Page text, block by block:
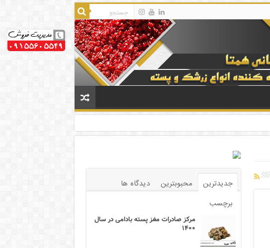
جدیدترین محبوبترین
دیدگاه ها
برچسب
مرکز صادرات مغز پسته بادامی در سال
۱۴۰۰